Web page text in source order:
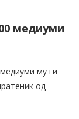
медиуми
му ги
од